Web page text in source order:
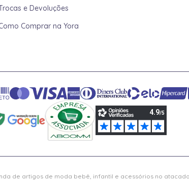
e Devoluções
Comprar na Yora
de artigos de moda bebê, infantil e acessórios no